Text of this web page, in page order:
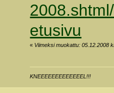
etusivu
« Viimeksi muokattu: 05.12.2008
KNEEEEEEEEEEEEEL!!!